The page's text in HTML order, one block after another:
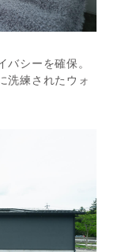
バシーを確保。
洗練されたウォ